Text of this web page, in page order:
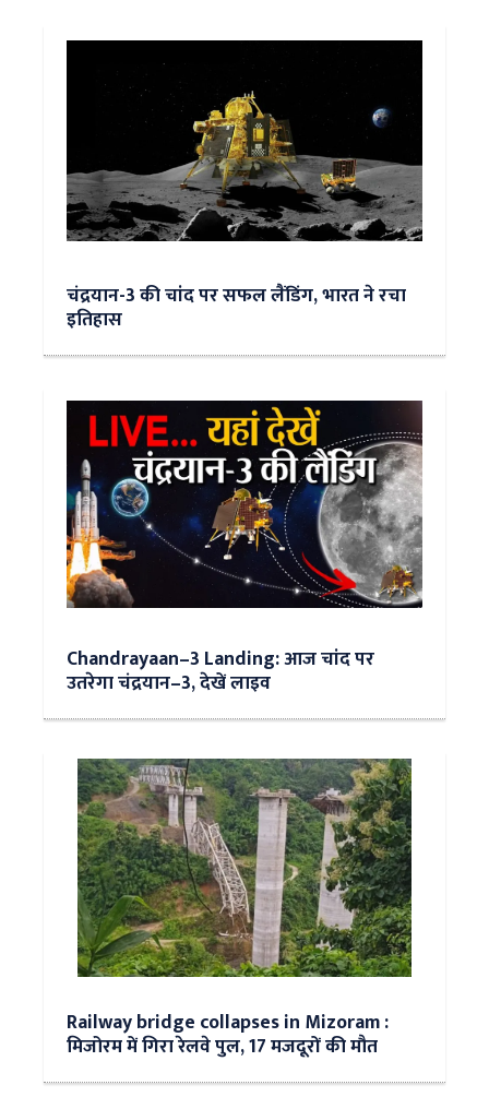
चंद्रयान-3 की चांद पर सफल लैंडिंग, भारत ने रचा
इतिहास
Chandrayaan–3 Landing: आज चांद पर
उतरेगा चंद्रयान–3, देखें लाइव
Railway bridge collapses in Mizoram :
मिजोरम में गिरा रेलवे पुल, 17 मजदूरों की मौत